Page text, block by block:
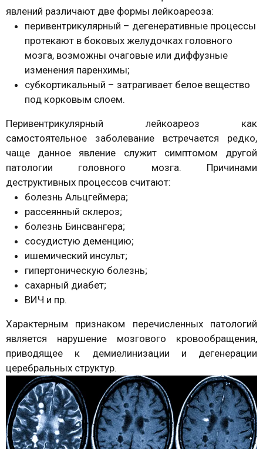
явлений различают две формы лейкоареоза:
перивентрикулярный – дегенеративные процессы
протекают в боковых желудочках головного
мозга, возможны очаговые или диффузные
изменения паренхимы;
субкортикальный – затрагивает белое вещество
под корковым слоем.
Перивентрикулярный лейкоареоз как
самостоятельное заболевание встречается редко,
чаще данное явление служит симптомом другой
патологии головного мозга. Причинами
деструктивных процессов считают:
болезнь Альцгеймера;
рассеянный склероз;
болезнь Бинсвангера;
сосудистую деменцию;
ишемический инсульт;
гипертоническую болезнь;
сахарный диабет;
ВИЧ и пр.
Характерным признаком перечисленных патологий
является нарушение мозгового кровообращения,
приводящее к демиелинизации и дегенерации
церебральных структур.